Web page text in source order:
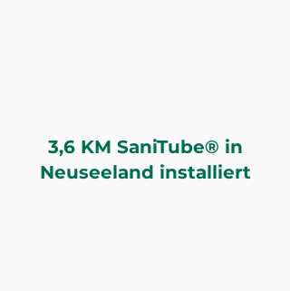
3,6 KM SaniTube® in
Neuseeland installiert